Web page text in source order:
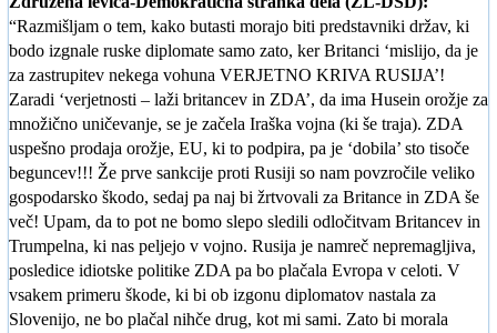
“Razmišljam o tem, kako butasti morajo biti predstavniki držav, ki
bodo izgnale ruske diplomate samo zato, ker Britanci ‘mislijo, da je
za zastrupitev nekega vohuna VERJETNO KRIVA RUSIJA’!
Zaradi ‘verjetnosti – laži britancev in ZDA’, da ima Husein orožje za
množično uničevanje, se je začela Iraška vojna (ki še traja). ZDA
uspešno prodaja orožje, EU, ki to podpira, pa je ‘dobila’ sto tisoče
beguncev!!! Že prve sankcije proti Rusiji so nam povzročile veliko
gospodarsko škodo, sedaj pa naj bi žrtvovali za Britance in ZDA še
več! Upam, da to pot ne bomo slepo sledili odločitvam Britancev in
Trumpelna, ki nas peljejo v vojno. Rusija je namreč nepremagljiva,
posledice idiotske politike ZDA pa bo plačala Evropa v celoti. V
vsakem primeru škode, ki bi ob izgonu diplomatov nastala za
Slovenijo, ne bo plačal nihče drug, kot mi sami. Zato bi morala